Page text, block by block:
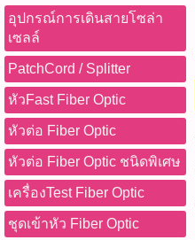
อุปกรณ์การเดินสายโซล่า
เซลล์
PatchCord / Splitter
หัวFast Fiber Optic
หัวต่อ Fiber Optic
หัวต่อ Fiber Optic ชนิดพิเศษ
เครื่องTest Fiber Optic
ชุดเข้าหัว Fiber Optic